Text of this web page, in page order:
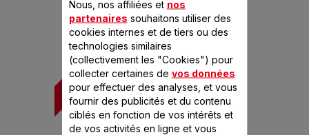
Circulaire.
Nous, nos affiliées et nos
partenaires souhaitons utiliser des
cookies internes et de tiers ou des
technologies similaires
(collectivement les "Cookies") pour
collecter certaines de vos données
pour effectuer des analyses, et vous
fournir des publicités et du contenu
ciblés en fonction de vos intérêts et
de vos activités en ligne et vous